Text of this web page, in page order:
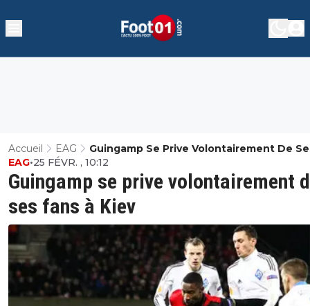
Accueil EAG
Guingamp Se Prive Volontairement De
Fans À Kiev
Guingamp se prive volontairement
ses fans à Kiev
EAG•25 FÉVR. , 10:12